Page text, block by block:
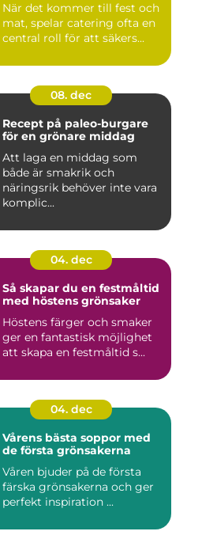
När det kommer till fest och
mat, spelar catering ofta en
central roll för att säkers...
08. dec
Recept på paleo-burgare
för en grönare middag
Att laga en middag som
både är smakrik och
näringsrik behöver inte vara
komplic...
04. dec
Så skapar du en festmåltid
med höstens grönsaker
Höstens färger och smaker
ger en fantastisk möjlighet
att skapa en festmåltid s...
04. dec
Vårens bästa soppor med
de första grönsakerna
Våren bjuder på de första
färska grönsakerna och ger
perfekt inspiration ...